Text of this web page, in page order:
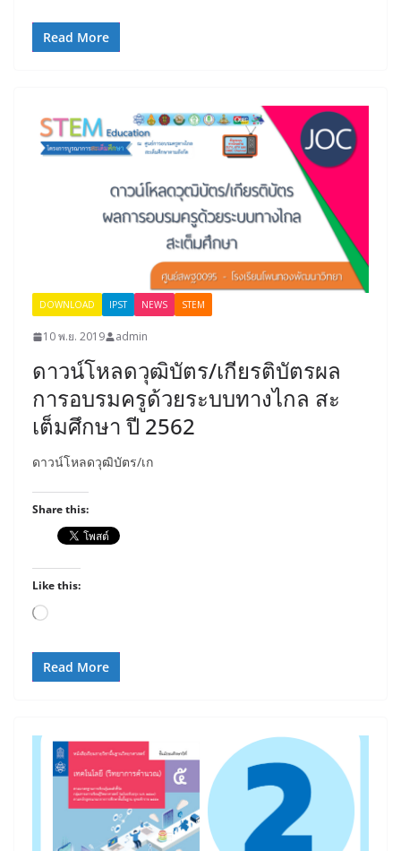
Read More
DOWNLOAD IPST NEWS STEM
10 พ.ย. 2019 admin
ดาวน์โหลดวุฒิบัตร/เกียรติบัตรผล
การอบรมครูด้วยระบบทางไกล สะ
เต็มศึกษา ปี 2562
ดาวน์โหลดวุฒิบัตร/เก
Share this:
Like this:
Loading…
Read More